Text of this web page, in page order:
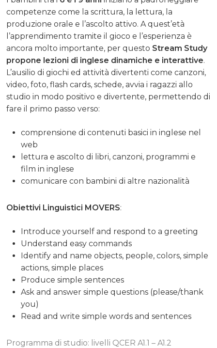
competenze come la scrittura, la lettura, la
produzione orale e l’ascolto attivo. A quest’età
l’apprendimento tramite il gioco e l’esperienza è
ancora molto importante, per questo Stream Study
propone lezioni di inglese dinamiche e interattive.
L’ausilio di giochi ed attività divertenti come canzoni,
video, foto, flash cards, schede, avvia i ragazzi allo
studio in modo positivo e divertente, permettendo di
fare il primo passo verso:
comprensione di contenuti basici in inglese nel
web
lettura e ascolto di libri, canzoni, programmi e
film in inglese
comunicare con bambini di altre nazionalità
Obiettivi Linguistici MOVERS:
Introduce yourself and respond to a greeting
Understand easy commands
Identify and name objects, people, colors, simple
actions, simple places
Produce simple sentences
Ask and answer simple questions (please/thank
you)
Read and write simple words and sentences
Programma di studio: livelli QCER A1.1 – A1.2